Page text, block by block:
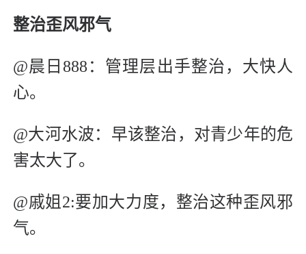
整治歪风邪气
@晨日888：管理层出手整治，大快人
心。
@大河水波：早该整治，对青少年的危
害太大了。
@戚姐2:要加大力度，整治这种歪风邪
气。